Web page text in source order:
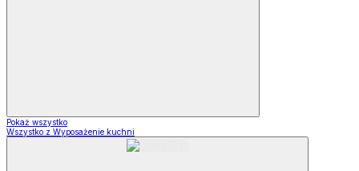
Pokaż wszystko
Wszystko z Wyposażenie kuchni